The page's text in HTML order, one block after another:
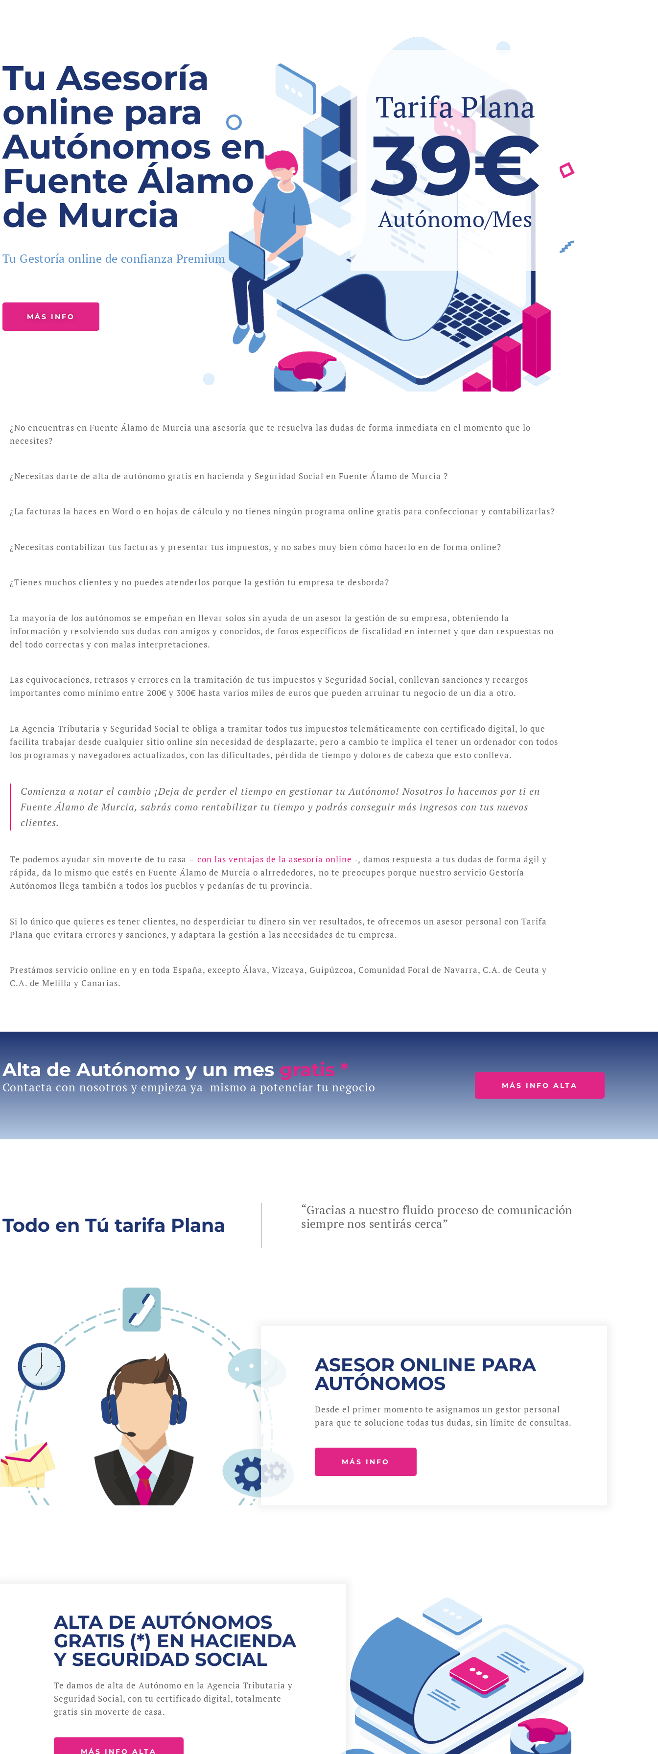
Tu Asesoría
online para
Autónomos en
Fuente Álamo
de Murcia
Tu Gestoría online de confianza Premium
MÁS INFO
Tarifa Plana
39€
Autónomo/Mes
¿No encuentras en Fuente Álamo de Murcia una asesoría que te resuelva las dudas de forma inmediata en el momento que lo
necesites?
¿Necesitas darte de alta de autónomo gratis en hacienda y Seguridad Social en Fuente Álamo de Murcia ?
¿La facturas la haces en Word o en hojas de cálculo y no tienes ningún programa online gratis para confeccionar y contabilizarlas?
¿Necesitas contabilizar tus facturas y presentar tus impuestos, y no sabes muy bien cómo hacerlo en de forma online?
¿Tienes muchos clientes y no puedes atenderlos porque la gestión tu empresa te desborda?
La mayoría de los autónomos se empeñan en llevar solos sin ayuda de un asesor la gestión de su empresa, obteniendo la
información y resolviendo sus dudas con amigos y conocidos, de foros específicos de fiscalidad en internet y que dan respuestas no
del todo correctas y con malas interpretaciones.
Las equivocaciones, retrasos y errores en la tramitación de tus impuestos y Seguridad Social, conllevan sanciones y recargos
importantes como mínimo entre 200€ y 300€ hasta varios miles de euros que pueden arruinar tu negocio de un dia a otro.
La Agencia Tributaria y Seguridad Social te obliga a tramitar todos tus impuestos telemáticamente con certificado digital, lo que
facilita trabajar desde cualquier sitio online sin necesidad de desplazarte, pero a cambio te implica el tener un ordenador con todos
los programas y navegadores actualizados, con las dificultades, pérdida de tiempo y dolores de cabeza que esto conlleva.
Comienza a notar el cambio ¡Deja de perder el tiempo en gestionar tu Autónomo! Nosotros lo hacemos por ti en
Fuente Álamo de Murcia, sabrás como rentabilizar tu tiempo y podrás conseguir más ingresos con tus nuevos
clientes.
Te podemos ayudar sin moverte de tu casa – con las ventajas de la asesoría online -, damos respuesta a tus dudas de forma ágil y
rápida, da lo mismo que estés en Fuente Álamo de Murcia o alrrededores, no te preocupes porque nuestro servicio Gestoría
Autónomos llega también a todos los pueblos y pedanías de tu provincia.
Si lo único que quieres es tener clientes, no desperdiciar tu dinero sin ver resultados, te ofrecemos un asesor personal con Tarifa
Plana que evitara errores y sanciones, y adaptara la gestión a las necesidades de tu empresa.
Prestámos servicio online en y en toda España, excepto Álava, Vizcaya, Guipúzcoa, Comunidad Foral de Navarra, C.A. de Ceuta y
C.A. de Melilla y Canarias.
Alta de Autónomo y un mes gratis *
Contacta con nosotros y empieza ya mismo a potenciar tu negocio MÁS INFO ALTA
Todo en Tú tarifa Plana
“Gracias a nuestro fluido proceso de comunicación
siempre nos sentirás cerca”
ASESOR ONLINE PARA
AUTÓNOMOS
Desde el primer momento te asignamos un gestor personal
para que te solucione todas tus dudas, sin límite de consultas.
MÁS INFO
ALTA DE AUTÓNOMOS
GRATIS (*) EN HACIENDA
Y SEGURIDAD SOCIAL
Te damos de alta de Autónomo en la Agencia Tributaria y
Seguridad Social, con tu certificado digital, totalmente
gratis sin moverte de casa.
MÁS INFO ALTA